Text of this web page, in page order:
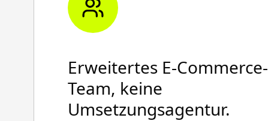
Erweitertes E-Commerce-
Team, keine
Umsetzungsagentur.